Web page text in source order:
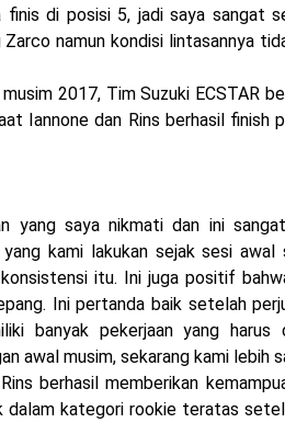
Power XP Matic resmi dirilis
finis di posisi 5, jadi saya sangat
namun kondisi lintasannya
2017, Tim Suzuki ECSTAR
Iannone dan Rins berhasil finish
yang saya nikmati dan ini
kami lakukan sejak sesi awal
itu. Ini juga positif
Ini pertanda baik setelah
banyak pekerjaan yang harus
awal musim, sekarang kami lebih
berhasil memberikan
dalam kategori rookie teratas